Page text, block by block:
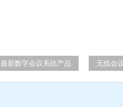
最新数字会议系统产品 无线会